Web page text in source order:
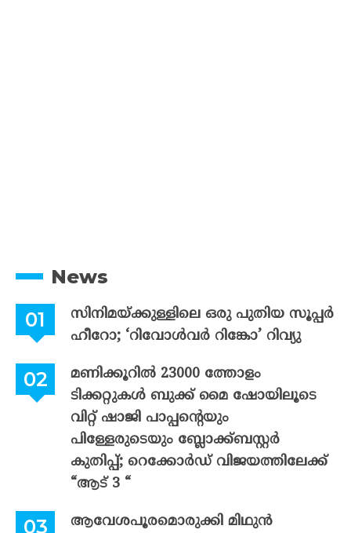
News
സിനിമയ്ക്കുള്ളിലെ ഒരു പുതിയ സൂപ്പർ
ഹീറോ; ‘റിവോൾവർ റിങ്കോ’ റിവ്യു
മണിക്കൂറിൽ 23000 ത്തോളം
ടിക്കറ്റുകൾ ബുക്ക് മൈ ഷോയിലൂടെ
വിറ്റ് ഷാജി പാപ്പന്റെയും
പിള്ളേരുടെയും ബ്ലോക്ക്ബസ്റ്റർ
കുതിപ്പ്; റെക്കോർഡ് വിജയത്തിലേക്ക്
“ആട് 3 “
ആവേശപൂരമൊരുക്കി മിഥുൻ